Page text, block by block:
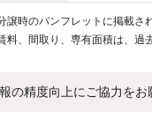
譲時のパンフレットに掲載さ
料、間取り、専有面積は、過
の精度向上にご協力を